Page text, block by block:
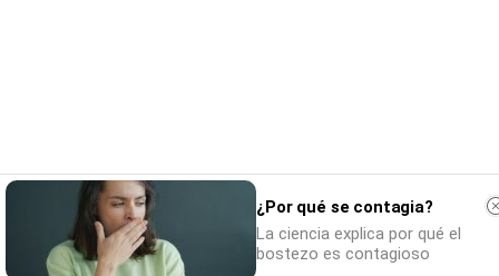
¿Por qué se contagia?
La ciencia explica por qué el
bostezo es contagioso